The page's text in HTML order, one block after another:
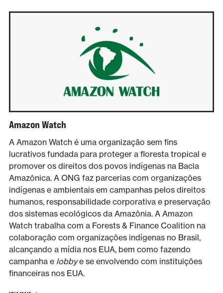
Amazon Watch
A Amazon Watch é uma organização sem fins
lucrativos fundada para proteger a floresta tropical e
promover os direitos dos povos indígenas na Bacia
Amazônica. A ONG faz parcerias com organizações
indígenas e ambientais em campanhas pelos direitos
humanos, responsabilidade corporativa e preservação
dos sistemas ecológicos da Amazônia. A Amazon
Watch trabalha com a Forests & Finance Coalition na
colaboração com organizações indígenas no Brasil,
alcançando a mídia nos EUA, bem como fazendo
campanha e lobbye se envolvendo com instituições
financeiras nos EUA.